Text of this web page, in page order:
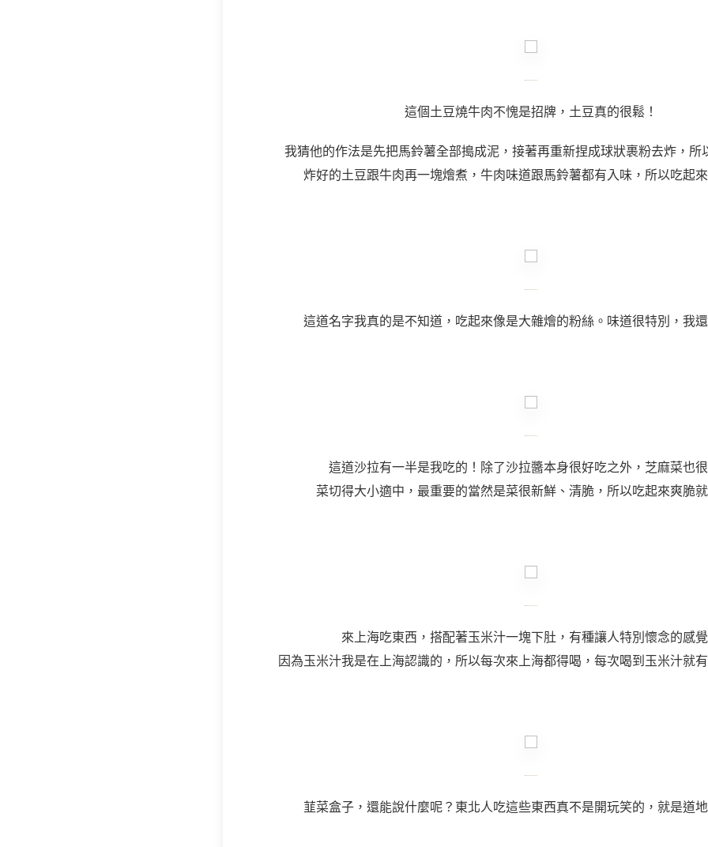
這個土豆燒牛肉不愧是招牌，土豆真的很鬆！
我猜他的作法是先把馬鈴薯全部搗成泥，接著再重新捏成球狀裹粉去炸，所
炸好的土豆跟牛肉再一塊燴煮，牛肉味道跟馬鈴薯都有入味，所以吃起
這道名字我真的是不知道，吃起來像是大雜燴的粉絲。味道很特別，我
這道沙拉有一半是我吃的！除了沙拉醬本身很好吃之外，芝麻菜也
菜切得大小適中，最重要的當然是菜很新鮮、清脆，所以吃起來爽脆
來上海吃東西，搭配著玉米汁一塊下肚，有種讓人特別懷念的感
因為玉米汁我是在上海認識的，所以每次來上海都得喝，每次喝到玉米汁就
韮菜盒子，還能說什麼呢？東北人吃這些東西真不是開玩笑的，就是道